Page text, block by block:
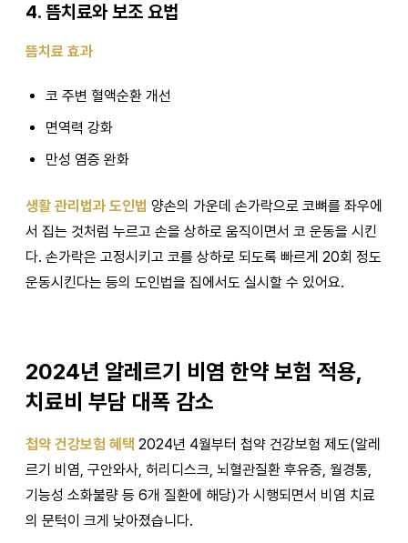
4. 뜸치료와 보조 요법
뜸치료 효과
코 주변 혈액순환 개선
면역력 강화
만성 염증 완화
생활 관리법과 도인법 양손의 가운데 손가락으로 코뼈를 좌우에
서 집는 것처럼 누르고 손을 상하로 움직이면서 코 운동을 시킨
다. 손가락은 고정시키고 코를 상하로 되도록 빠르게 20회 정도
운동시킨다는 등의 도인법을 집에서도 실시할 수 있어요.
2024년 알레르기 비염 한약 보험 적용,
치료비 부담 대폭 감소
첩약 건강보험 혜택 2024년 4월부터 첩약 건강보험 제도(알레
르기 비염, 구안와사, 허리디스크, 뇌혈관질환 후유증, 월경통,
기능성 소화불량 등 6개 질환에 해당)가 시행되면서 비염 치료
의 문턱이 크게 낮아졌습니다.